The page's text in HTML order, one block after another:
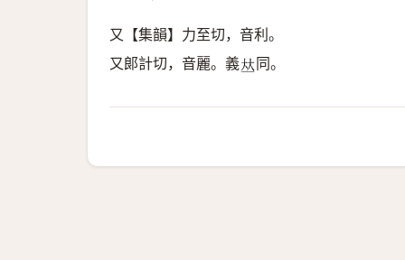
又【集韻】力至切，音利。
又郞計切，音麗。義𠀤同。